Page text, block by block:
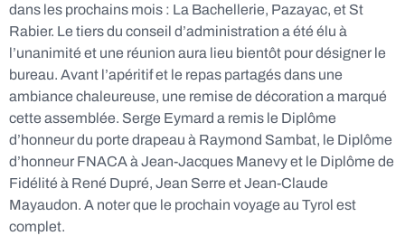
dans les prochains mois : La Bachellerie, Pazayac, et St
Rabier. Le tiers du conseil d’administration a été élu à
l’unanimité et une réunion aura lieu bientôt pour désigner le
bureau. Avant l’apéritif et le repas partagés dans une
ambiance chaleureuse, une remise de décoration a marqué
cette assemblée. Serge Eymard a remis le Diplôme
d’honneur du porte drapeau à Raymond Sambat, le Diplôme
d’honneur FNACA à Jean-Jacques Manevy et le Diplôme de
Fidélité à René Dupré, Jean Serre et Jean-Claude
Mayaudon. A noter que le prochain voyage au Tyrol est
complet.